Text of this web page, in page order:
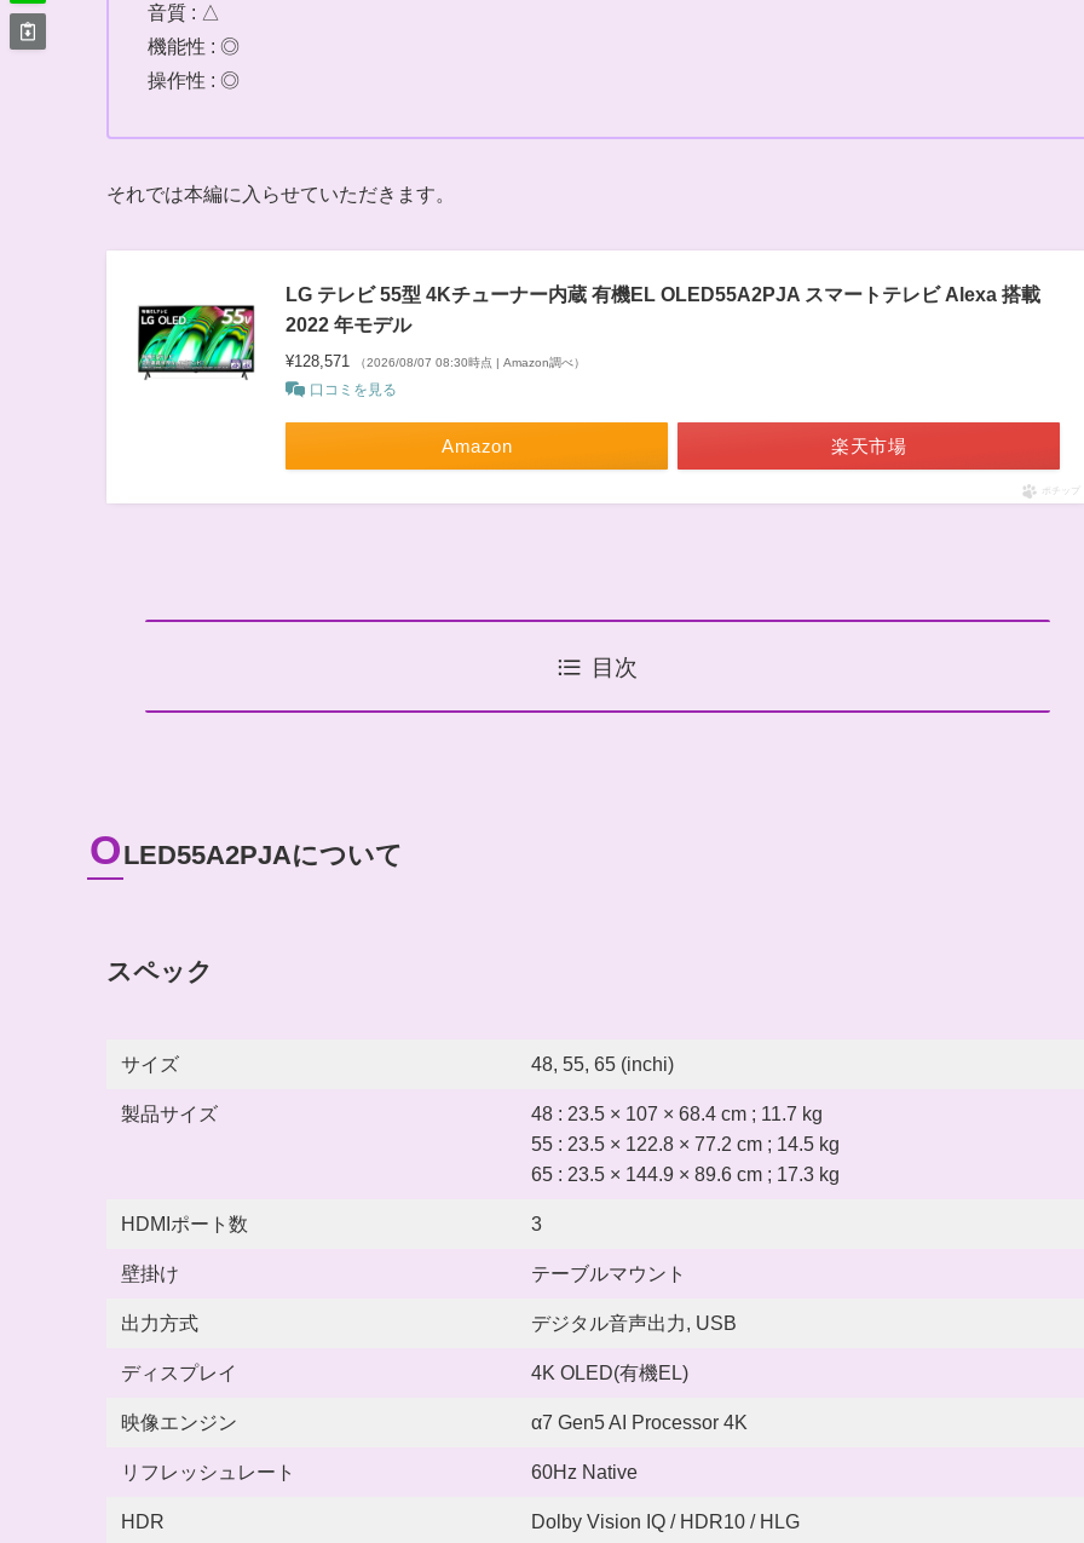
音質 : △
機能性 : ◎
操作性 : ◎
それでは本編に入らせていただきます。
LG テレビ 55型 4Kチューナー内蔵 有機EL OLED55A2PJA スマートテレビ Alexa 搭載
2022 年モデル
¥128,571 （2026/08/07 08:30時点 | Amazon調べ）
口コミを見る
Amazon 楽天市場
ポチップ
目次
OLED55A2PJAについて
スペック
サイズ 48, 55, 65 (inchi)
製品サイズ
48 : 23.5 × 107 × 68.4 cm ; 11.7 kg
55 : 23.5 × 122.8 × 77.2 cm ; 14.5 kg
65 : 23.5 × 144.9 × 89.6 cm ; 17.3 kg
HDMIポート数 3
壁掛け テーブルマウント
出力方式 デジタル音声出力, USB
ディスプレイ 4K OLED(有機EL)
映像エンジン α7 Gen5 AI Processor 4K
リフレッシュレート 60Hz Native
HDR Dolby Vision IQ / HDR10 / HLG